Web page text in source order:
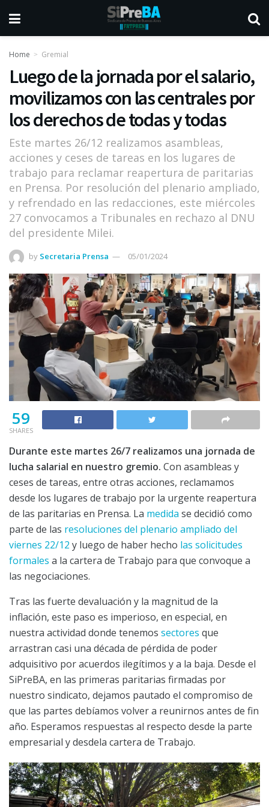
Home Gremial
Luego de la jornada por el salario,
movilizamos con las centrales por
los derechos de todas y todas
Este martes 26/12 realizamos asambleas,
acciones y ceses de tareas en los lugares de
trabajo para reclamar reapertura de paritarias
en Prensa. Por resolución del plenario ampliado,
y refrendado en las redacciones, este miércoles
27 convocamos a Tribunales en rechazo al DNU
del presidente Milei.
by Secretaria Prensa 05/01/2024
59
SHARES
Durante este martes 26/7 realizamos una jornada de
lucha salarial en nuestro gremio. Con asambleas y
ceses de tareas, entre otras acciones, reclamamos
desde los lugares de trabajo por la urgente reapertura
de las paritarias en Prensa. La medida se decidió como
parte de las resoluciones del plenario ampliado del
viernes 22/12 y luego de haber hecho las solicitudes
formales a la cartera de Trabajo para que convoque a
las negociaciones.
Tras las fuerte devaluación y la magnitud de la
inflación, este paso es imperioso, en especial, en
nuestra actividad donde tenemos sectores que
arrastran casi una década de pérdida de poder
adquisitivo por acuerdos ilegítimos y a la baja. Desde el
SiPreBA, en las primeras paritarias firmadas por
nuestro sindicato, dejamos pautado el compromiso de
que las partes debíamos volver a reunirnos antes de fin
año. Esperamos respuestas al respecto desde la parte
empresarial y desdela cartera de Trabajo.